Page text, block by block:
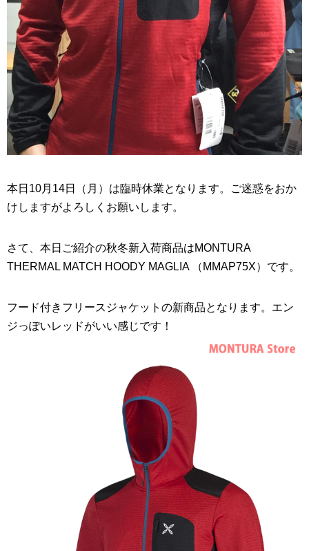
本日10月14日（月）は臨時休業となります。ご迷惑をおか
けしますがよろしくお願いします。
さて、本日ご紹介の秋冬新入荷商品はMONTURA
THERMAL MATCH HOODY MAGLIA （MMAP75X）です。
フード付きフリースジャケットの新商品となります。エン
ジっぽいレッドがいい感じです！